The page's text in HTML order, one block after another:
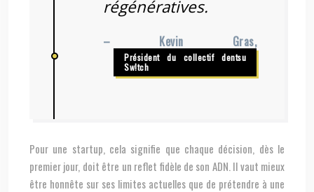
régénératives.
– Kevin Gras,
Président du collectif dentsu
Sw!tch
Pour une startup, cela signifie que chaque décision, dès le
premier jour, doit être un reflet fidèle de son ADN. Il vaut mieux
être honnête sur ses limites actuelles que de prétendre à une